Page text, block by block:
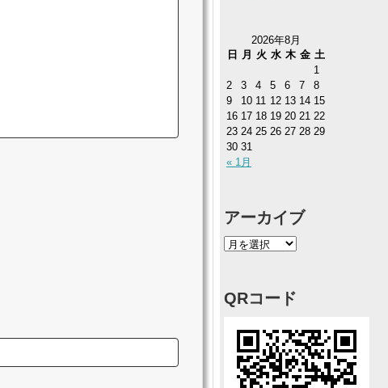
2026年8月
日
月 火 水 木 金 土
« 1月
1
2
3 4 5 6 7
8
9
10 11 12 13 14 15
16 17 18 19 20 21 22
23 24 25 26 27 28 29
30 31
アーカイブ
QRコード